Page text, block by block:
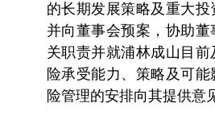
的长期发展策略及重大投
并向董事会预案，协助董
关职责并就浦林成山目
险承受能力、策略及可
险管理的安排向其提供意